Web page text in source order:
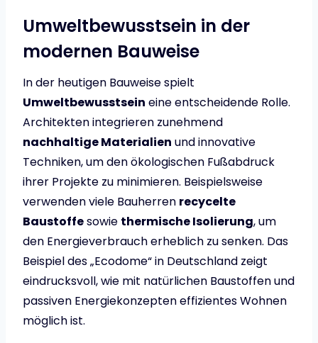
Umweltbewusstsein in der
modernen Bauweise
In der heutigen Bauweise spielt
Umweltbewusstsein eine entscheidende Rolle.
Architekten integrieren zunehmend
nachhaltige Materialien und innovative
Techniken, um den ökologischen Fußabdruck
ihrer Projekte zu minimieren. Beispielsweise
verwenden viele Bauherren recycelte
Baustoffesowie thermische Isolierung, um
den Energieverbrauch erheblich zu senken. Das
Beispiel des „Ecodome“ in Deutschland zeigt
eindrucksvoll, wie mit natürlichen Baustoffen und
passiven Energiekonzepten effizientes Wohnen
möglich ist.